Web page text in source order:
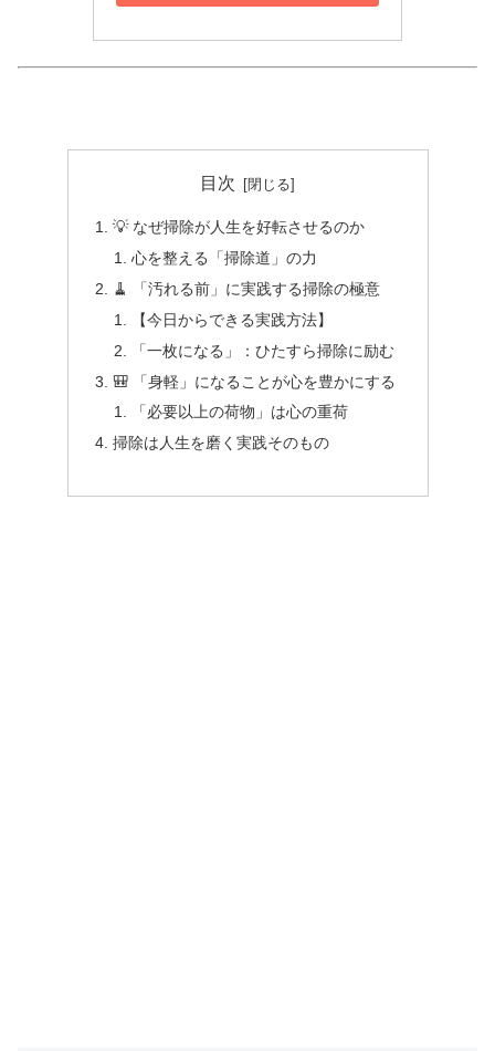
目次
💡 なぜ掃除が人生を好転させるのか
心を整える「掃除道」の力
🧹 「汚れる前」に実践する掃除の極意
【今日からできる実践方法】
「一枚になる」：ひたすら掃除に励む
🎒 「身軽」になることが心を豊かにする
「必要以上の荷物」は心の重荷
掃除は人生を磨く実践そのもの